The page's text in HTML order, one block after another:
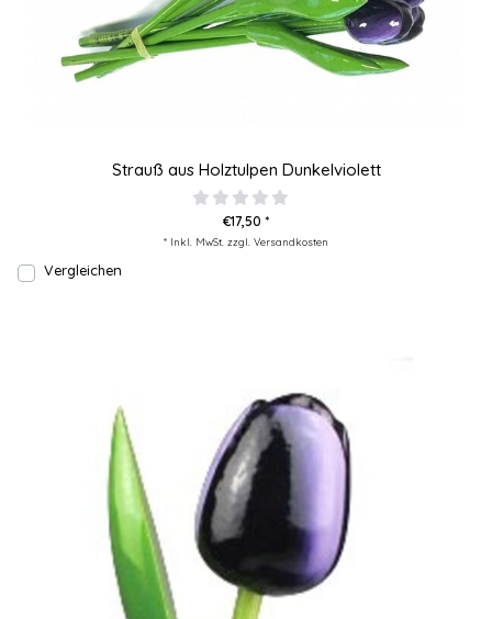
Strauß aus Holztulpen Dunkelviolett
€17,50 *
* Inkl. MwSt. zzgl. Versandkosten
Vergleichen